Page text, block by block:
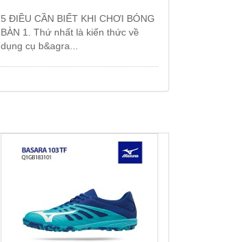
5 ĐIỀU CẦN BIẾT KHI CHƠI BÓNG
BÀN 1. Thứ nhất là kiến thức về
dụng cụ b&agra...